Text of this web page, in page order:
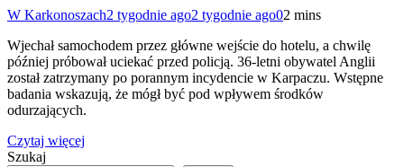
W Karkonoszach2 tygodnie ago2 tygodnie ago02 mins
Wjechał samochodem przez główne wejście do hotelu, a chwilę
później próbował uciekać przed policją. 36-letni obywatel Anglii
został zatrzymany po porannym incydencie w Karpaczu. Wstępne
badania wskazują, że mógł być pod wpływem środków
odurzających.
Czytaj więcej
Szukaj